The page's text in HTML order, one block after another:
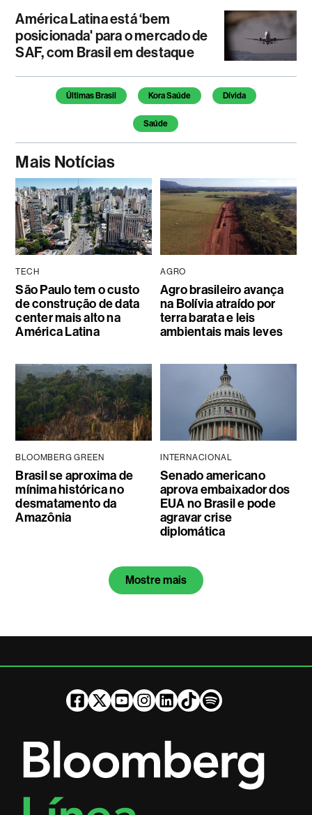
América Latina está ‘bem
posicionada' para o mercado de
SAF, com Brasil em destaque
Temas deste artigo
Últimas Brasil Kora Saúde Dívida
Saúde
Mais Notícias
TECH
São Paulo tem o custo
de construção de data
center mais alto na
América Latina
AGRO
Agro brasileiro avança
na Bolívia atraído por
terra barata e leis
ambientais mais leves
BLOOMBERG GREEN
Brasil se aproxima de
mínima histórica no
desmatamento da
Amazônia
INTERNACIONAL
Senado americano
aprova embaixador dos
EUA no Brasil e pode
agravar crise
diplomática
Mostre mais